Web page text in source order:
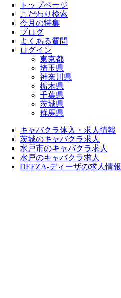
トップページ
こだわり検索
今月の特集
ブログ
よくある質問
ログイン
東京都
埼玉県
神奈川県
栃木県
千葉県
茨城県
群馬県
キャバクラ体入・求人情報
茨城のキャバクラ求人
水戸市のキャバクラ求人
水戸のキャバクラ求人
DEEZA-ディーザの求人情報